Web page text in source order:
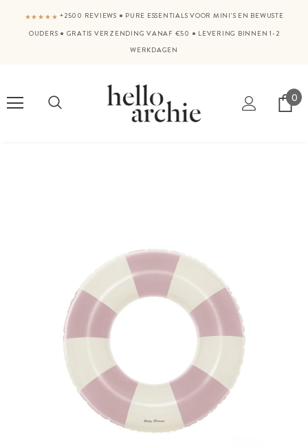
★★★★★ +2500 REVIEWS ● PURE ESSENTIALS VOOR MINI'S EN BEWUSTE
OUDERS ● GRATIS VERZENDING VANAF €50 ● LEVERING BINNEN 1-2
WERKDAGEN
0